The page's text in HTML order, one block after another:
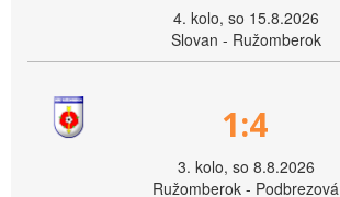
4. kolo, so 15.8.2026
Slovan - Ružomberok
1:4
3. kolo, so 8.8.2026
Ružomberok - Podbrezová